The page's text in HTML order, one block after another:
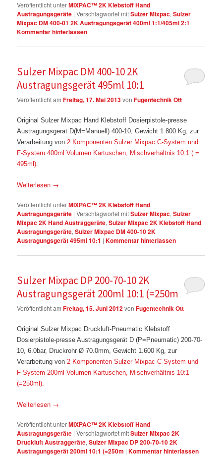
Veröffentlicht unterMIXPAC™ 2K Klebstoff Hand
Austragungsgeräte |Verschlagwortet mitSulzer Mixpac,Sulzer
Mixpac DM 400-01 2K Austragungsgerät 400ml 1:1/405ml 2:1 |
Kommentar hinterlassen
Sulzer Mixpac DM 400-10 2K
Austragungsgerät 495ml 10:1
Veröffentlicht amFreitag, 17. Mai 2013vonFugentechnik Ott
Original Sulzer Mixpac Hand Klebstoff Dosierpistole-presse
Austragungsgerät D(M=Manuell) 400-10, Gewicht 1.800 Kg, zur
Verarbeitung von 2 Komponenten Sulzer Mixpac C-System und
F-System 400ml Volumen Kartuschen, Mischverhältnis 10:1 ( =
495ml).
Weiterlesen →
Veröffentlicht unterMIXPAC™ 2K Klebstoff Hand
Austragungsgeräte |Verschlagwortet mitSulzer Mixpac,Sulzer
Mixpac 2K Hand Austraggeräte,Sulzer Mixpac 2K Klebstoff Hand
Austragungsgeräte,Sulzer Mixpac DM 400-10 2K
Austragungsgerät 495ml 10:1 |Kommentar hinterlassen
Sulzer Mixpac DP 200-70-10 2K
Austragungsgerät 200ml 10:1 (=250m
Veröffentlicht amFreitag, 15. Juni 2012vonFugentechnik Ott
Original Sulzer Mixpac Druckluft-Pneumatic Klebstoff
Dosierpistole-presse Austragungsgerät D (P=Pneumatic) 200-70-
10, 6.0bar, Druckrohr Ø 70.0mm, Gewicht 1.600 Kg, zur
Verarbeitung von 2 Komponenten Sulzer Mixpac C-System und
F-System 200ml Volumen Kartuschen, Mischverhältnis 10:1
(=250ml).
Weiterlesen →
Veröffentlicht unterMIXPAC™ 2K Klebstoff Hand
Austragungsgeräte |Verschlagwortet mitSulzer Mixpac 2K
Druckluft Austraggeräte,Sulzer Mixpac DP 200-70-10 2K
Austragungsgerät 200ml 10:1 (=250m |Kommentar hinterlassen